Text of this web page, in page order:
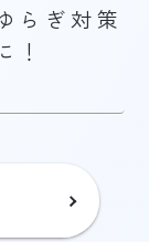
らぎ対策
！